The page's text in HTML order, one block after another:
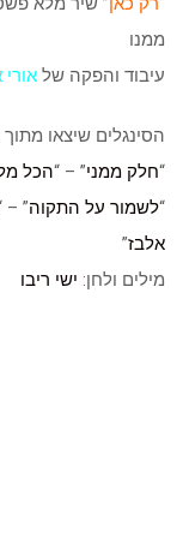
ממנו
עיבוד והפקה של אורי
הסינגלים שיצאו
“חלק ממני” – “הכל
“לשמור על התקוה– “
אלבז”
מילים ולחן: ישי ריבו